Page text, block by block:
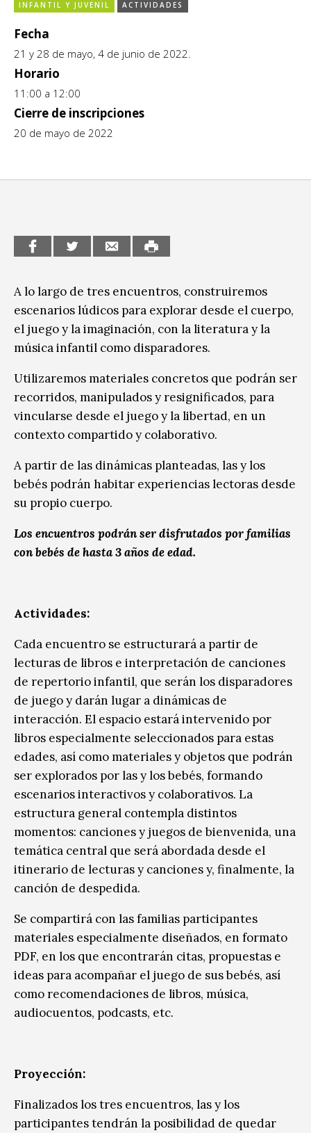
Espacio itinerante de lectura infantil
Formación
Género y Diversidad
Infantil y Juvenil
Medio Ambiente
Sin categoría
INFANTIL Y JUVENIL ACTIVIDADES
Fecha
21 y 28 de mayo, 4 de junio de 2022.
Horario
11:00 a 12:00
Cierre de inscripciones
20 de mayo de 2022
A lo largo de tres encuentros, construiremos
escenarios lúdicos para explorar desde el cuerpo,
el juego y la imaginación, con la literatura y la
música infantil como disparadores.
Utilizaremos materiales concretos que podrán ser
recorridos, manipulados y resignificados, para
vincularse desde el juego y la libertad, en un
contexto compartido y colaborativo.
A partir de las dinámicas planteadas, las y los
bebés podrán habitar experiencias lectoras desde
su propio cuerpo.
Los encuentros podrán ser disfrutados por familias
con bebés de hasta 3 años de edad.
Actividades:
Cada encuentro se estructurará a partir de
lecturas de libros e interpretación de canciones
de repertorio infantil, que serán los disparadores
de juego y darán lugar a dinámicas de
interacción. El espacio estará intervenido por
libros especialmente seleccionados para estas
edades, así como materiales y objetos que podrán
ser explorados por las y los bebés, formando
escenarios interactivos y colaborativos. La
estructura general contempla distintos
momentos: canciones y juegos de bienvenida, una
temática central que será abordada desde el
itinerario de lecturas y canciones y, finalmente, la
canción de despedida.
Se compartirá con las familias participantes
materiales especialmente diseñados, en formato
PDF, en los que encontrarán citas, propuestas e
ideas para acompañar el juego de sus bebés, así
como recomendaciones de libros, música,
audiocuentos, podcasts, etc.
Proyección:
Finalizados los tres encuentros, las y los
participantes tendrán la posibilidad de quedar